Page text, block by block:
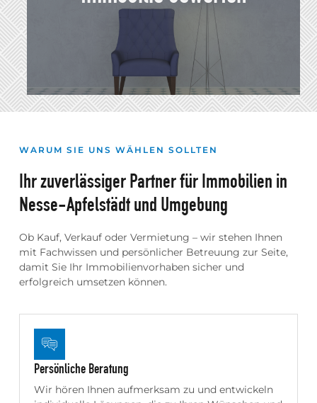
MEHR DAZU
Auf Grundlage unserer Marktkenntnis
erstellen wir eine fundierte
Wertermittlung und schaffen damit
eine zuverlässige Basis für Ihre
weiteren Entscheidungen.
MEHR DAZU
WARUM SIE UNS WÄHLEN SOLLTEN
Ihr zuverlässiger Partner für Immobilien in
Nesse-Apfelstädt und Umgebung
Ob Kauf, Verkauf oder Vermietung – wir stehen Ihnen
mit Fachwissen und persönlicher Betreuung zur Seite,
damit Sie Ihr Immobilienvorhaben sicher und
erfolgreich umsetzen können.
Persönliche Beratung
Wir hören Ihnen aufmerksam zu und entwickeln